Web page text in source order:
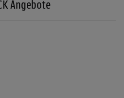
Angebote